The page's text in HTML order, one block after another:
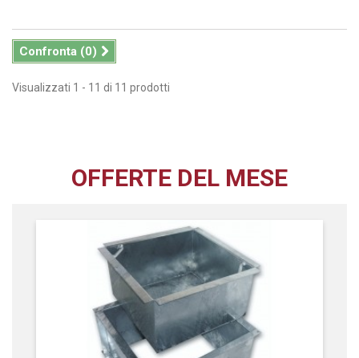
Confronta (0)
Visualizzati 1 - 11 di 11 prodotti
OFFERTE DEL MESE